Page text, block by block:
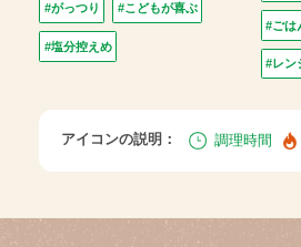
#がっつり #こどもが喜ぶ
#塩分控えめ
#ごは
#レン
アイコンの説明： 調理時間